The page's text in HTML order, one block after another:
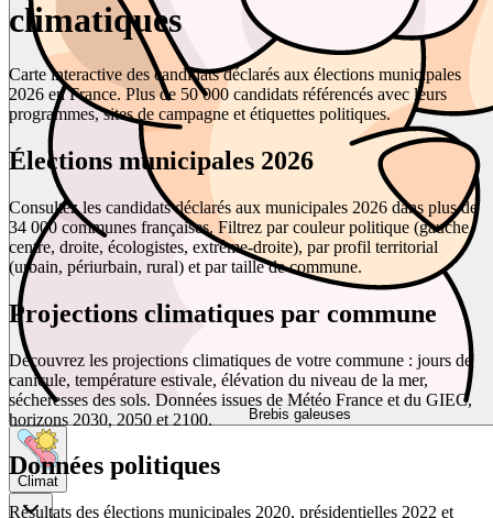
Brebis galeuses
Climat
climatiques
Carte interactive des candidats déclarés aux élections municipales
2026 en France. Plus de 50 000 candidats référencés avec leurs
programmes, sites de campagne et étiquettes politiques.
Élections municipales 2026
Consultez les candidats déclarés aux municipales 2026 dans plus de
34 000 communes françaises. Filtrez par couleur politique (gauche,
centre, droite, écologistes, extrême-droite), par profil territorial
(urbain, périurbain, rural) et par taille de commune.
Projections climatiques par commune
Découvrez les projections climatiques de votre commune : jours de
canicule, température estivale, élévation du niveau de la mer,
sécheresses des sols. Données issues de Météo France et du GIEC,
horizons 2030, 2050 et 2100.
Données politiques
Résultats des élections municipales 2020, présidentielles 2022 et